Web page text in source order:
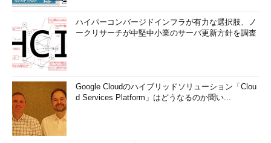
ハイパーコンバージドインフラが有力な選択肢、ノ
ークリサーチが中堅中小業のサーバ更新方針を調査
Google Cloudのハイブリッドソリューション「Clou
d Services Platform」はどうなるのか聞い...